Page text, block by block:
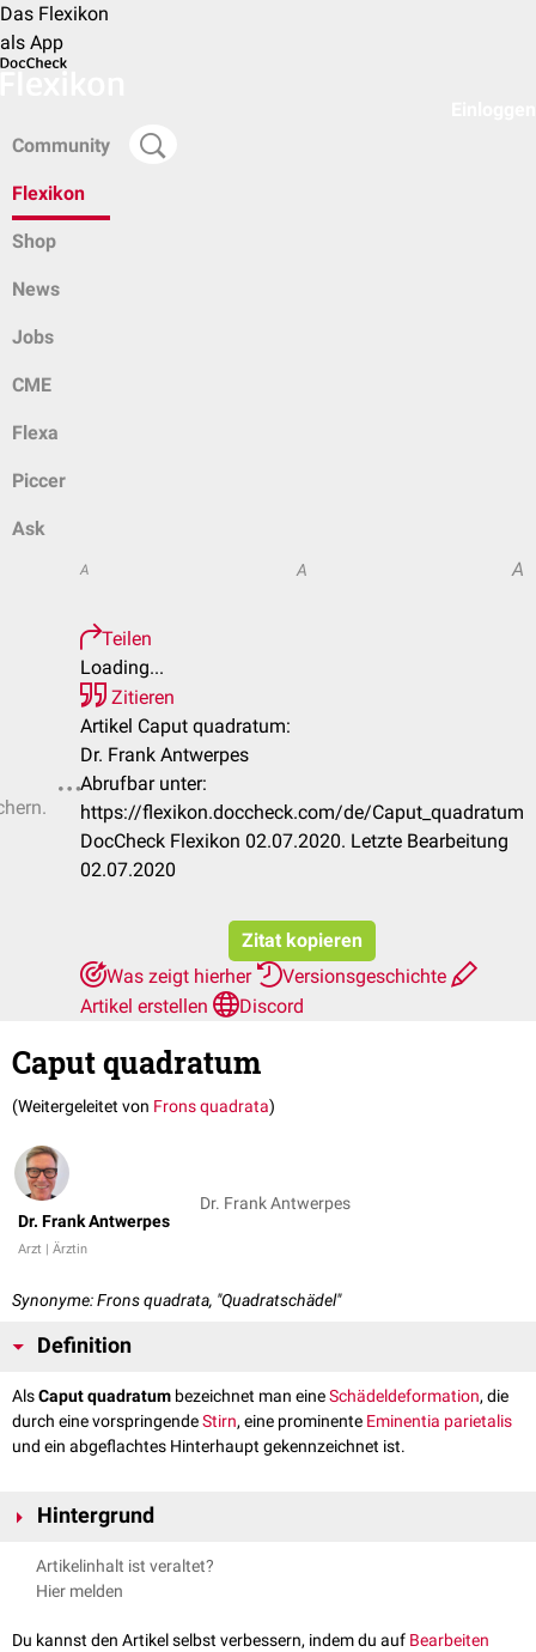
Das Flexikon
als App
Community
Flexikon
Shop
News
Jobs
CME
Flexa
Piccer
Ask
A A A
Teilen
Loading...
Zitieren
Artikel Caput quadratum:
Dr. Frank Antwerpes
Abrufbar unter:
https://flexikon.doccheck.com/de/Caput_quadratum
DocCheck Flexikon 02.07.2020. Letzte Bearbeitung
02.07.2020
Zitat kopieren
Was zeigt hierher
Versionsgeschichte
Artikel erstellen
Discord
Caput quadratum
(Weitergeleitet von Frons quadrata)
Dr. Frank Antwerpes
Arzt | Ärztin
Dr. Frank Antwerpes
Synonyme: Frons quadrata, "Quadratschädel"
Definition
AlsCaput quadratum bezeichnet man eineSchädeldeformation, die
durch eine vorspringendeStirn, eine prominente Eminentia parietalis
und ein abgeflachtes Hinterhaupt gekennzeichnet ist.
Hintergrund
Das Caput quadratum kommt bei
bei Säuglingen ist der Befund heute (2020) selten.
Artikelinhalt ist veraltet?
Hier melden
Du kannst den Artikel selbst verbessern, indem du auf Bearbeiten